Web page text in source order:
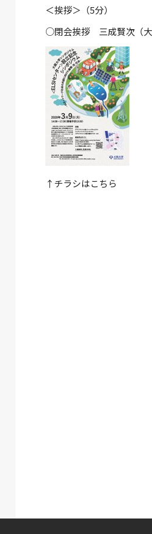
＜挨拶＞（5分）
○閉会挨拶 三成賢次（大
↑チラシはこちら